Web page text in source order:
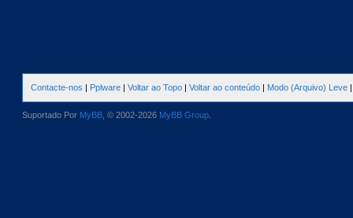
Contacte-nos | Pplware | Voltar ao Topo | Voltar ao conteúdo | Modo (Arquivo) Leve
Suportado Por MyBB , © 2002-2026 MyBB Group